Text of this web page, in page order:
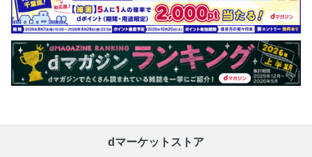
dマーケットストア